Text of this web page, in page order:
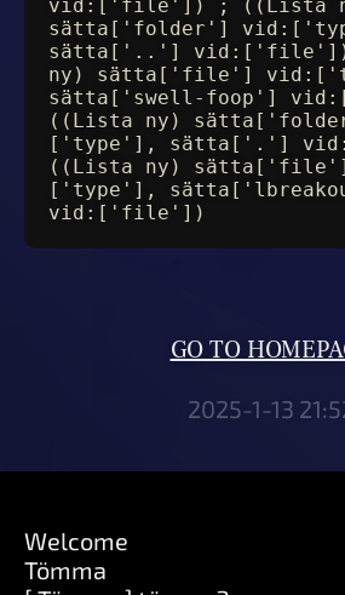
vid:['file']) ; ((Lista
sätta['folder']
sätta['..']
ny) sätta['file']
sätta['swell-foop']
((Lista ny)
['type'], sätta['.']
((Lista ny)
['type'],
vid:['file'])
GO TO
2025-1-13
Welcome
Tömma